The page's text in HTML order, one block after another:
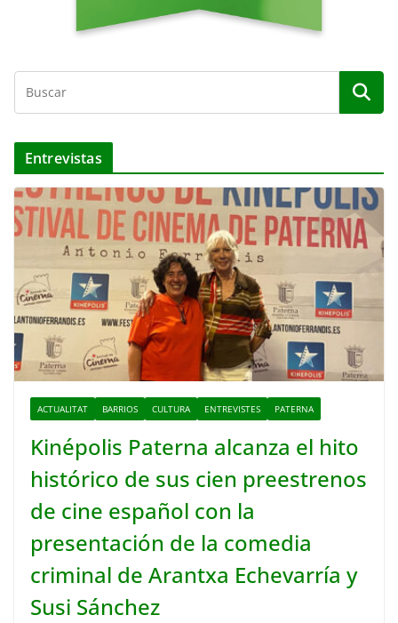
Entrevistas
ACTUALITAT BARRIOS CULTURA ENTREVISTES PATERNA
Kinépolis Paterna alcanza el hito
histórico de sus cien preestrenos
de cine español con la
presentación de la comedia
criminal de Arantxa Echevarría y
Susi Sánchez